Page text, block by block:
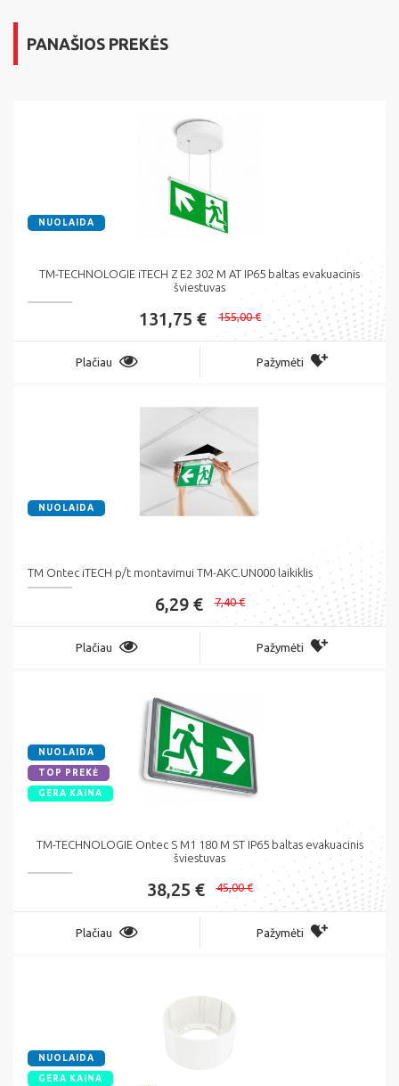
PANAŠIOS PREKĖS
NUOLAIDA
TM-TECHNOLOGIE iTECH Z E2 302 M AT IP65 baltas evakuacinis
šviestuvas
131,75 € 155,00 €
Plačiau Pažymėti
NUOLAIDA
TM Ontec iTECH p/t montavimui TM-AKC.UN000 laikiklis
6,29 € 7,40 €
Plačiau Pažymėti
NUOLAIDA
TOP PREKĖ
GERA KAINA
TM-TECHNOLOGIE Ontec S M1 180 M ST IP65 baltas evakuacinis
šviestuvas
38,25 € 45,00 €
Plačiau Pažymėti
NUOLAIDA
GERA KAINA